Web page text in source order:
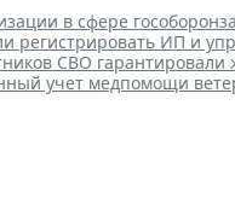
в сфере
регистрировать ИП и
СВО
учет медпомощи